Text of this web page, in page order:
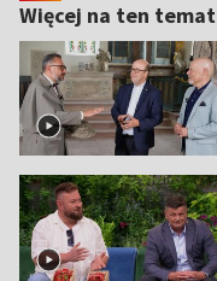
Więcej na ten temat